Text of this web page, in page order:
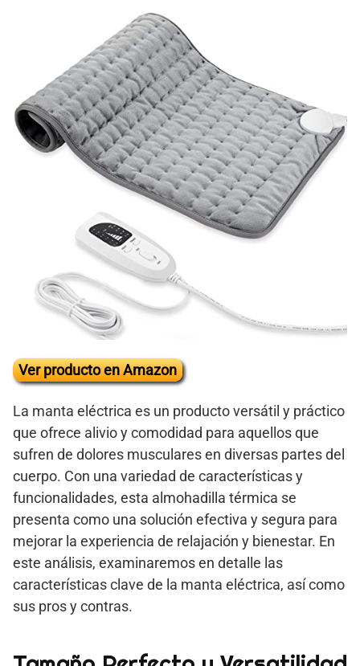
Ver producto en Amazon
La manta eléctrica es un producto versátil y práctico
que ofrece alivio y comodidad para aquellos que
sufren de dolores musculares en diversas partes del
cuerpo. Con una variedad de características y
funcionalidades, esta almohadilla térmica se
presenta como una solución efectiva y segura para
mejorar la experiencia de relajación y bienestar. En
este análisis, examinaremos en detalle las
características clave de la manta eléctrica, así como
sus pros y contras.